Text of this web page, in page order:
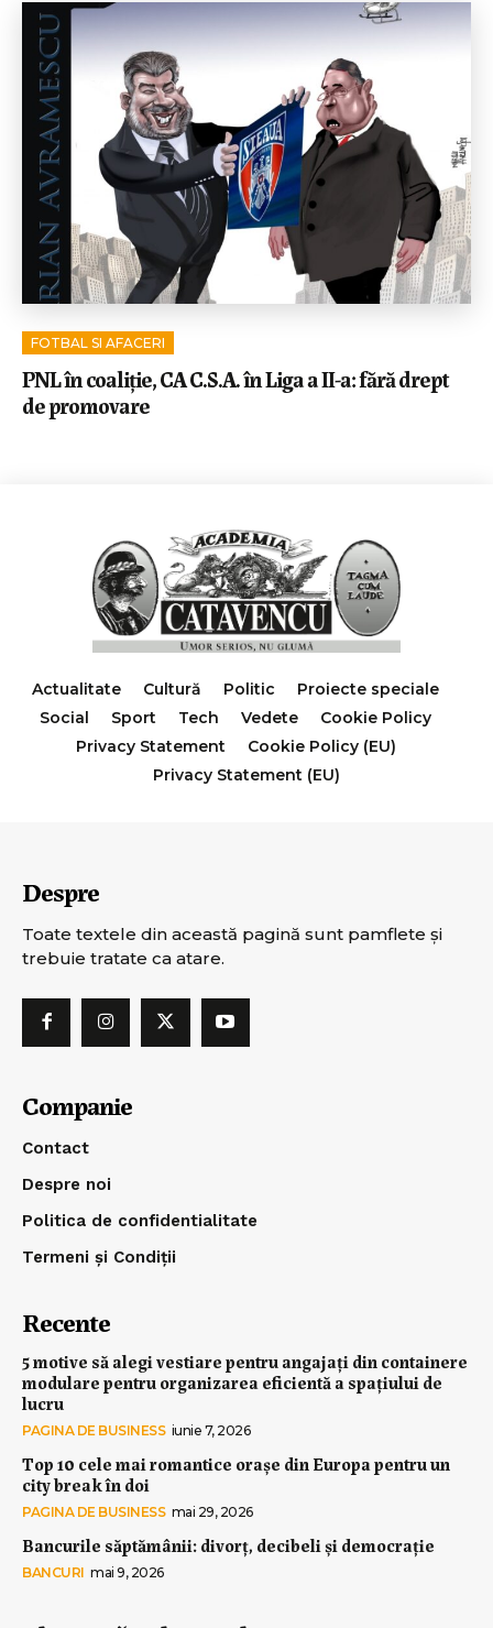
FOTBAL SI AFACERI
PNL în coaliție, CA C.S.A. în Liga a II-a: fără drept
de promovare
Actualitate Cultură Politic
Proiecte speciale
Social
Sport Tech Vedete
Cookie Policy
Privacy Statement
Cookie Policy (EU)
Privacy Statement (EU)
Despre
Toate textele din această pagină sunt pamflete şi
trebuie tratate ca atare.
Companie
Contact
Despre noi
Politica de confidentialitate
Termeni și Condiții
Recente
5 motive să alegi vestiare pentru angajați din containere
modulare pentru organizarea eficientă a spațiului de
lucru
PAGINA DE BUSINESS iunie 7, 2026
Top 10 cele mai romantice orașe din Europa pentru un
city break în doi
PAGINA DE BUSINESS mai 29, 2026
Bancurile săptămânii: divorț, decibeli și democrație
BANCURI mai 9, 2026